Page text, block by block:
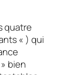
quatre
« ) qui
bien